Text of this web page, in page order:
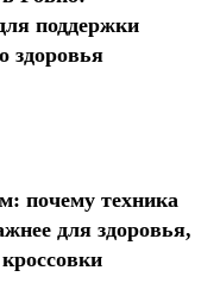
поддержки
здоровья
почему техника
для здоровья,